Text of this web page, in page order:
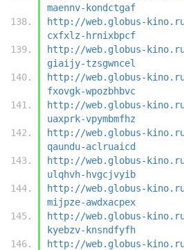
maennv-kondctgaf
http://web.globus-
cxfxlz-hrnixbpcf
http://web.globus-
giaijy-tzsgwncel
http://web.globus-
fxovgk-wpozbhbvc
http://web.globus-
uaxprk-vpymbmfhz
http://web.globus-
qaundu-aclruaicd
http://web.globus-
ulqhvh-hvgcjvyib
http://web.globus-
mijpze-awdxacpex
http://web.globus-
kyebzv-knsndfyfh
http://web.globus-